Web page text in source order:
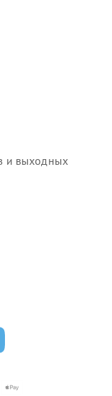
и выходных